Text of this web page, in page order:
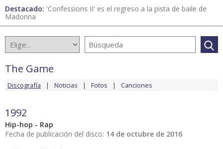
Destacado: 'Confessions II' es el regreso a la pista de baile de
Madonna
The Game
Discografía Noticias Fotos Canciones
1992
Hip-hop - Rap
Fecha de publicación del disco: 14 de octubre de 2016